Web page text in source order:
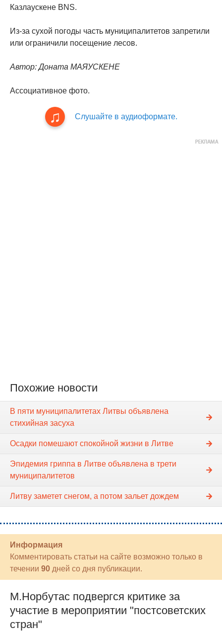
Казлаускене BNS.
Из-за сухой погоды часть муниципалитетов запретили
или ограничили посещение лесов.
Автор: Доната МАЯУСКЕНЕ
Ассоциативное фото.
Слушайте в аудиоформате.
Похожие новости
В пяти муниципалитетах Литвы объявлена
стихийная засуха
Осадки помешают спокойной жизни в Литве
Эпидемия гриппа в Литве объявлена в трети
муниципалитетов
Литву заметет снегом, а потом зальет дождем
Информация
Комментировать статьи на сайте возможно только в
течении 90 дней со дня публикации.
М.Норбутас подвергся критике за
участие в мероприятии "постсоветских
стран"